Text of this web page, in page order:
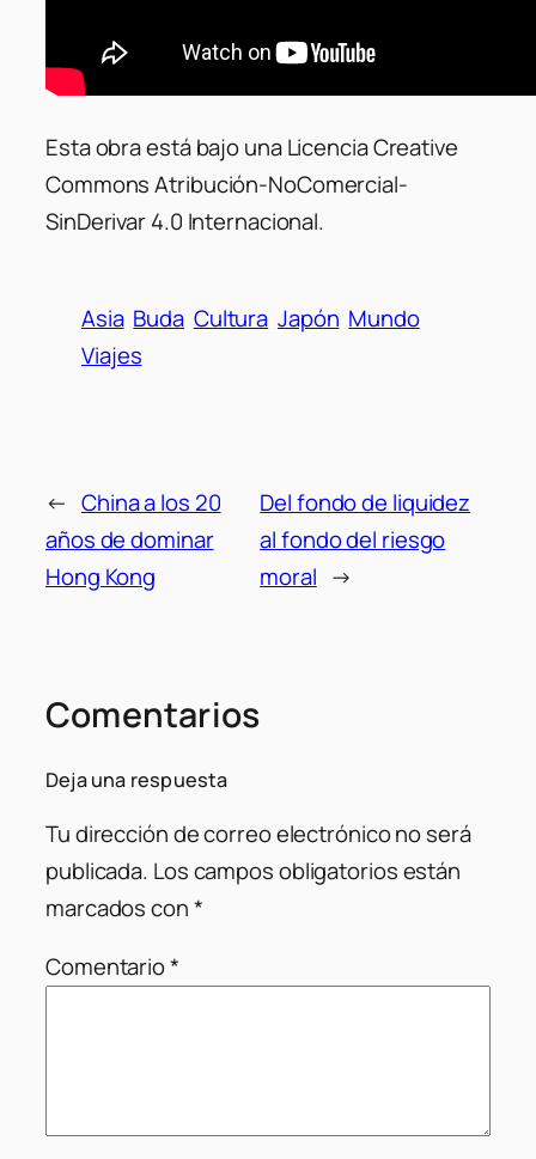
Esta obra está bajo una Licencia Creative
Commons Atribución-NoComercial-
SinDerivar 4.0 Internacional.
Asia Buda Cultura Japón Mundo
Viajes
← China a los 20
años de dominar
Hong Kong
Del fondo de liquidez
al fondo del riesgo
moral →
Comentarios
Deja una respuesta
Tu dirección de correo electrónico no será
publicada. Los campos obligatorios están
marcados con*
Comentario*